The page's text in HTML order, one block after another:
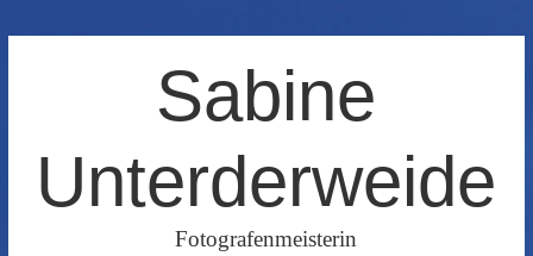
Sabine
Unterderweide
Fotografenmeisterin